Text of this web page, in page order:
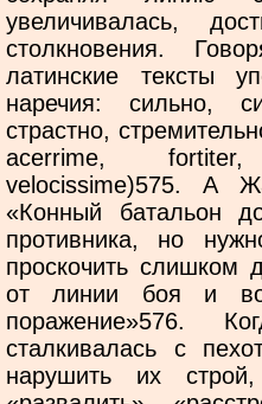
увеличивалась,
столкновения.
латинские тексты
наречия: сильно,
страстно,
acerrime,
velocissime)575. А
«Конный батальон
противника, но
проскочить слишком
от линии боя и
поражение»576.
сталкивалась с
нарушить их